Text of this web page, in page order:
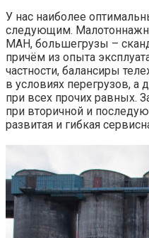
У нас наиболее
следующим.
МАН, большегрузы –
причём из опыта
частности, балансиры
в условиях перегрузов, а
при всех прочих равных.
при вторичной и
развитая и гибкая